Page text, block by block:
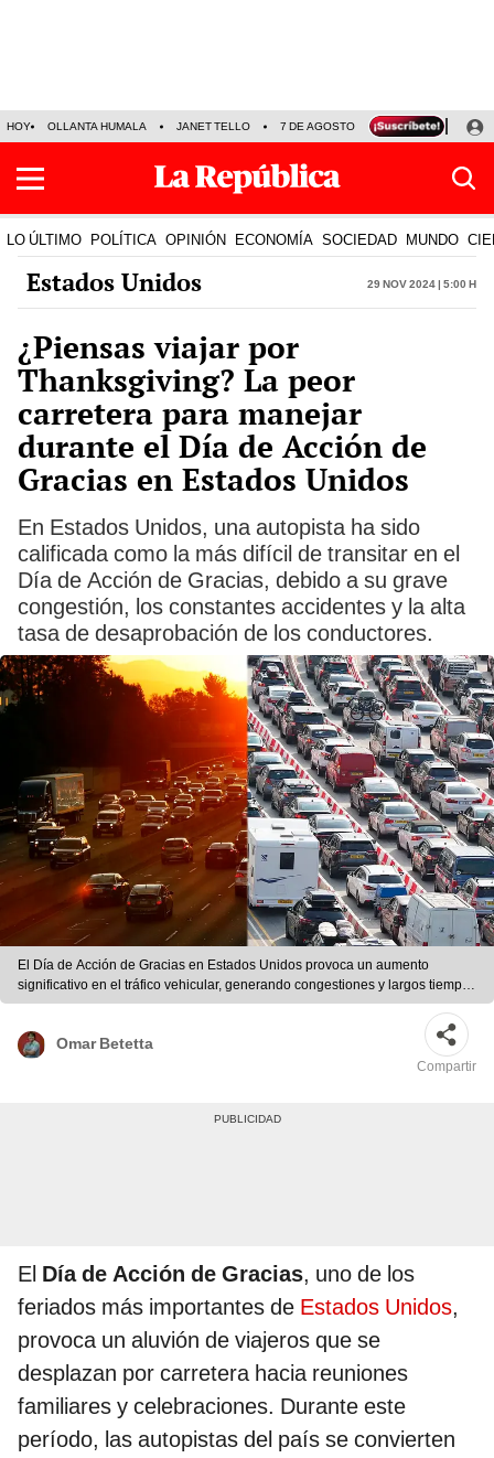
HOY OLLANTA HUMALA JANET TELLO 7 DE AGOSTO TINKA RESULTADOS
LO ÚLTIMO POLÍTICA OPINIÓN ECONOMÍA SOCIEDAD MUNDO
Estados Unidos 29 Nov 2024 | 5:00 h
¿Piensas viajar por
Thanksgiving? La peor
carretera para manejar
durante el Día de Acción de
Gracias en Estados Unidos
En Estados Unidos, una autopista ha sido
calificada como la más difícil de transitar en el
Día de Acción de Gracias, debido a su grave
congestión, los constantes accidentes y la alta
tasa de desaprobación de los conductores.
El Día de Acción de Gracias en Estados Unidos provoca un aumento
significativo en el tráfico vehicular, generando congestiones y largos tiempos
de espera en las carreteras. Foto: Los Angeles Times / Euronews
Omar Betetta
Compartir
El Día de Acción de Gracias, uno de los
feriados más importantes de Estados Unidos,
provoca un aluvión de viajeros que se
desplazan por carretera hacia reuniones
familiares y celebraciones. Durante este
período, las autopistas del país se convierten